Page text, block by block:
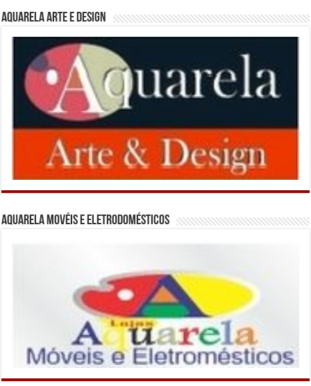
Aquarela Arte e Design
Aquarela Movéis e Eletrodomésticos